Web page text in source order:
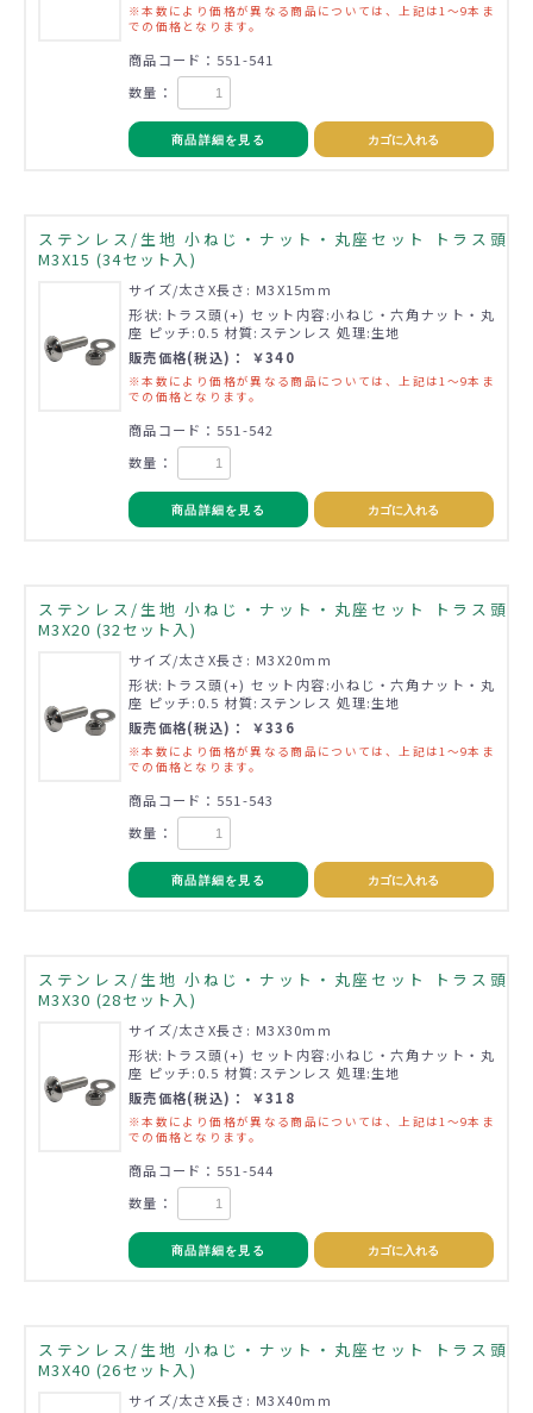
※本数により価格が異なる商品については、上記は1～9本ま
での価格となります。
商品コード：551-541
数量：
商品詳細を見る カゴに入れる
ステンレス/生地 小ねじ・ナット・丸座セット トラス頭
M3X15 (34セット入)
サイズ/太さX長さ: M3X15mm
形状:トラス頭(+) セット内容:小ねじ・六角ナット・丸
座 ピッチ:0.5 材質:ステンレス 処理:生地
販売価格(税込)： ￥340
※本数により価格が異なる商品については、上記は1～9本ま
での価格となります。
商品コード：551-542
数量：
商品詳細を見る カゴに入れる
ステンレス/生地 小ねじ・ナット・丸座セット トラス頭
M3X20 (32セット入)
サイズ/太さX長さ: M3X20mm
形状:トラス頭(+) セット内容:小ねじ・六角ナット・丸
座 ピッチ:0.5 材質:ステンレス 処理:生地
販売価格(税込)： ￥336
※本数により価格が異なる商品については、上記は1～9本ま
での価格となります。
商品コード：551-543
数量：
商品詳細を見る カゴに入れる
ステンレス/生地 小ねじ・ナット・丸座セット トラス頭
M3X30 (28セット入)
サイズ/太さX長さ: M3X30mm
形状:トラス頭(+) セット内容:小ねじ・六角ナット・丸
座 ピッチ:0.5 材質:ステンレス 処理:生地
販売価格(税込)： ￥318
※本数により価格が異なる商品については、上記は1～9本ま
での価格となります。
商品コード：551-544
数量：
商品詳細を見る カゴに入れる
ステンレス/生地 小ねじ・ナット・丸座セット トラス頭
M3X40 (26セット入)
サイズ/太さX長さ: M3X40mm